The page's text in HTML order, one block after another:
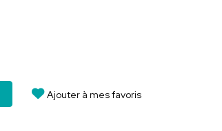
Ajouter à mes favoris